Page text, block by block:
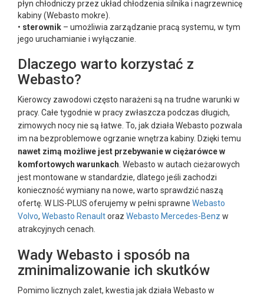
płyn chłodniczy przez układ chłodzenia silnika i nagrzewnicę
kabiny (Webasto mokre).
• sterownik – umożliwia zarządzanie pracą systemu, w tym
jego uruchamianie i wyłączanie.
Dlaczego warto korzystać z
Webasto?
Kierowcy zawodowi często narażeni są na trudne warunki w
pracy. Całe tygodnie w pracy zwłaszcza podczas długich,
zimowych nocy nie są łatwe. To, jak działa Webasto pozwala
im na bezproblemowe ogrzanie wnętrza kabiny. Dzięki temu
nawet zimą możliwe jest przebywanie w ciężarówce w
komfortowych warunkach. Webasto w autach cieżarowych
jest montowane w standardzie, dlatego jeśli zachodzi
konieczność wymiany na nowe, warto sprawdzić naszą
ofertę. W LIS-PLUS oferujemy w pełni sprawne Webasto
Volvo, Webasto Renaultoraz Webasto Mercedes-Benz w
atrakcyjnych cenach.
Wady Webasto i sposób na
zminimalizowanie ich skutków
Pomimo licznych zalet, kwestia jak działa Webasto w